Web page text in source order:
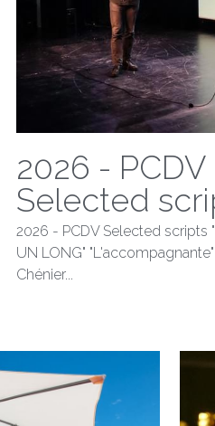
2026 - PCDV
Selected
2026 - PCDV Selected scripts
UN LONG"
Chénier...